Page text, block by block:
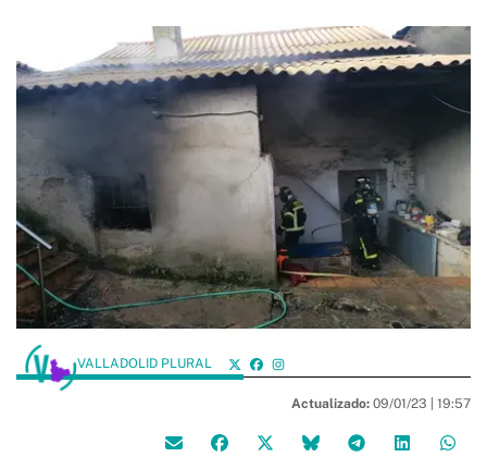
VALLADOLID PLURAL
Actualizado: 09/01/23 | 19:57